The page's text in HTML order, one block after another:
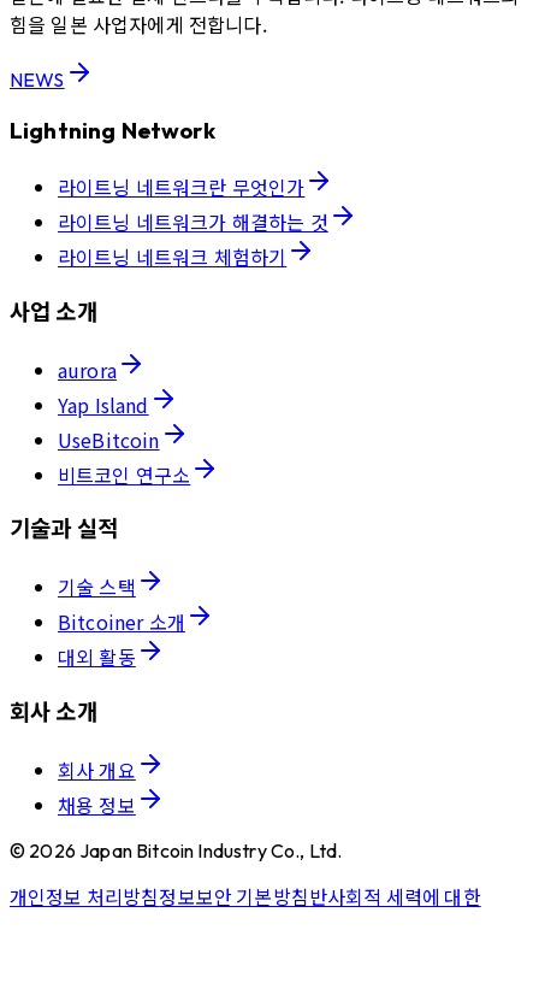
힘을 일본 사업자에게 전합니다.
NEWS
Lightning Network
라이트닝 네트워크란 무엇인가
라이트닝 네트워크가 해결하는 것
라이트닝 네트워크 체험하기
사업 소개
aurora
Yap Island
UseBitcoin
비트코인 연구소
기술과 실적
기술 스택
Bitcoiner 소개
대외 활동
회사 소개
회사 개요
채용 정보
© 2026 Japan Bitcoin Industry Co., Ltd.
개인정보 처리방침정보보안 기본방침반사회적 세력에 대한